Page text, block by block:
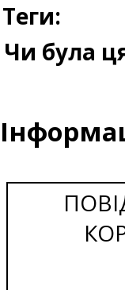
Теги:
Чи була